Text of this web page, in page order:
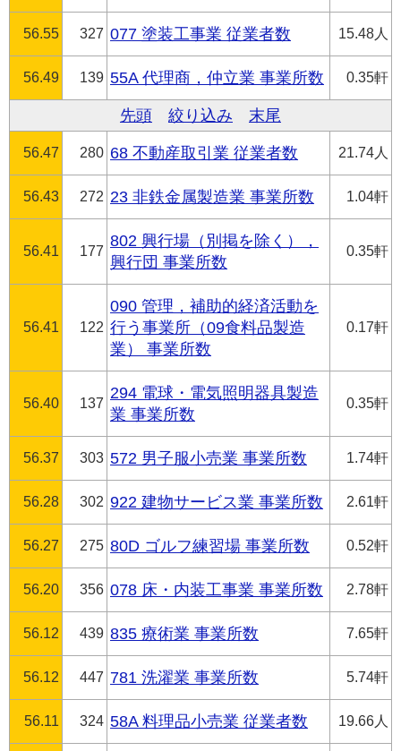
56.55 327 077 塗装工事業 従業者数 15.48人
56.49 139 55A 代理商，仲立業 事業所数 0.35軒
先頭 絞り込み 末尾
56.47 280 68 不動産取引業 従業者数 21.74人
56.43 272 23 非鉄金属製造業 事業所数 1.04軒
56.41 177
802 興行場（別掲を除く），
興行団 事業所数
0.35軒
56.41 122
090 管理，補助的経済活動を
行う事業所（09食料品製造
業） 事業所数
0.17軒
56.40 137
294 電球・電気照明器具製造
業 事業所数
0.35軒
56.37 303 572 男子服小売業 事業所数 1.74軒
56.28 302 922 建物サービス業 事業所数 2.61軒
56.27 275 80D ゴルフ練習場 事業所数 0.52軒
56.20 356 078 床・内装工事業 事業所数 2.78軒
56.12 439 835 療術業 事業所数 7.65軒
56.12 447 781 洗濯業 事業所数 5.74軒
56.11 324 58A 料理品小売業 従業者数 19.66人